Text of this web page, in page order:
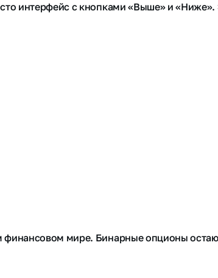
интерфейс с кнопками «Выше» и
финансовом мире. Бинарные опционы